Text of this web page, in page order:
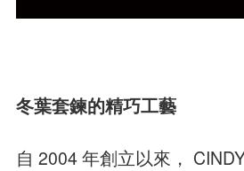
冬葉套鍊的精巧工藝
自 2004 年創立以來，